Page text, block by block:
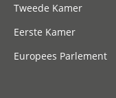
Tweede Kamer
Eerste Kamer
Europees Parlement